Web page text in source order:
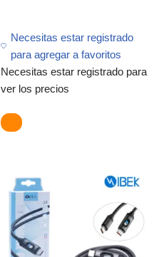
Necesitas estar registrado
para agregar a favoritos
Necesitas estar registrado para
ver los precios